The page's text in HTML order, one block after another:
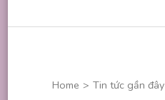
Home > Tin tức gần đây